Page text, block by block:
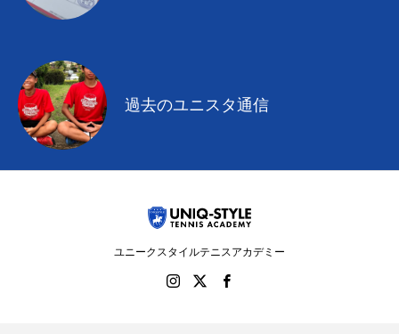
過去のユニスタ通信
ユニークスタイルテニスアカデミー